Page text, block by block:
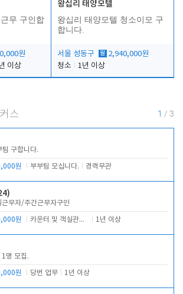
무 구인합
원
이상
왕십리 태양모텔
왕십리 태양모텔 청소이모 구
합니다.
서울 성동구 월 2,940,000원
청소
1년 이상
스 1 / 3
팀 구합니다.
원 부부팀 모십니다. 경력무관
무자/주간근무자구인
원 카운터 및 객실관리 전반 1년 이상
1명 모집.
원 당번 업무 1년 이상